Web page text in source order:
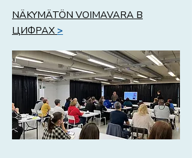
NÄKYMÄTÖN VOIMAVARA В
ЦИФРАХ >